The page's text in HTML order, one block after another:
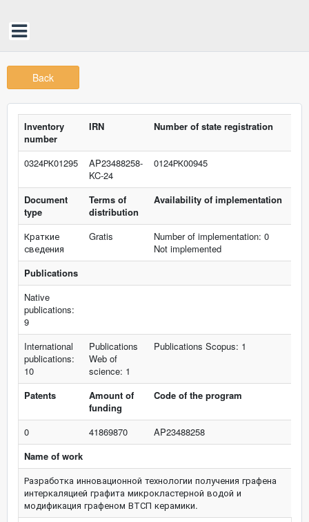
Back
Inventory
number
IRN Number of state registration
0324РК01295
AP23488258-
KC-24
0124РК00945
Document
type
Terms of
distribution
Availability of implementation
Краткие
сведения
Gratis
Number of implementation: 0
Not implemented
Publications
Native
publications:
9
International
publications:
10
Publications
Web of
science: 1
Publications Scopus: 1
Patents
Amount of
funding
Code of the program
0 41869870
AP23488258
Name of work
Разработка инновационной технологии получения графена
интеркаляцией графита микрокластерной водой и
модификация графеном ВТСП керамики.